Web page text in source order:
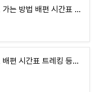
섬 여행 인천 굴업도 가는 방법 배편 시간표 여행 정보 둘레길 코스
섬 여행 인천 덕적도 배편 시간표 트레킹 등산 코스 여행 정보